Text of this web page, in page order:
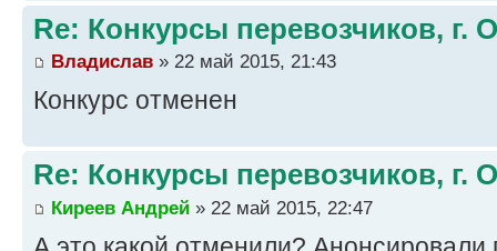
Re: Конкурсы перевозчиков, г.
Владислав » 22 май 2015, 21:43
Конкурс отменен
Re: Конкурсы перевозчиков, г.
Киреев Андрей » 22 май 2015, 22:47